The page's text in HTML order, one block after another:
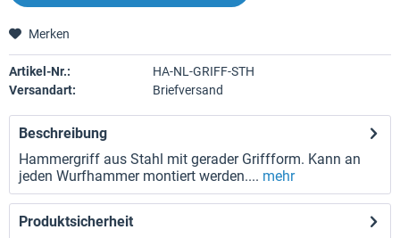
Merken
Artikel-Nr.:
HA-NL-GRIFF-STH
Versandart:
Briefversand
Beschreibung
Hammergriff aus Stahl mit gerader Griffform. Kann an
jeden Wurfhammer montiert werden.... mehr
Produktsicherheit